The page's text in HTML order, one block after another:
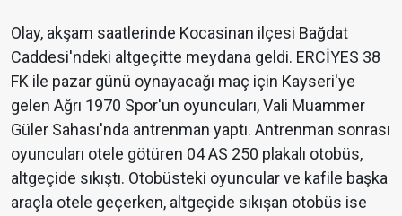
Olay, akşam saatlerinde Kocasinan ilçesi Bağdat
Caddesi'ndeki altgeçitte meydana geldi. ERCİYES 38
FK ile pazar günü oynayacağı maç için Kayseri'ye
gelen Ağrı 1970 Spor'un oyuncuları, Vali Muammer
Güler Sahası'nda antrenman yaptı. Antrenman sonrası
oyuncuları otele götüren 04 AS 250 plakalı otobüs,
altgeçide sıkıştı. Otobüsteki oyuncular ve kafile başka
araçla otele geçerken, altgeçide sıkışan otobüs ise